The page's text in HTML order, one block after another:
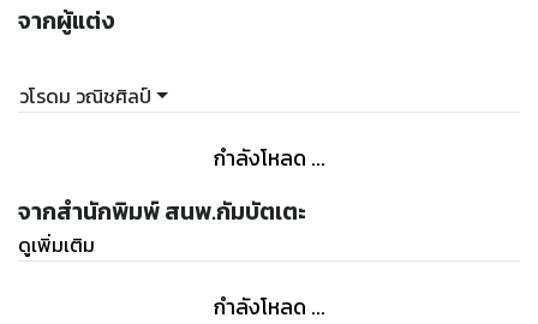
จากผู้แต่ง
วโรดม วณิชศิลป์
กำลังโหลด ...
จากสำนักพิมพ์ สนพ.กัมบัตเตะ
ดูเพิ่มเติม
กำลังโหลด ...